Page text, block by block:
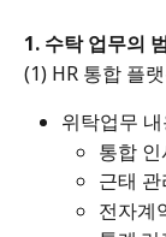
1. 수탁 업무의
(1) HR 통합 플
위탁업무
통합
근태
전자계